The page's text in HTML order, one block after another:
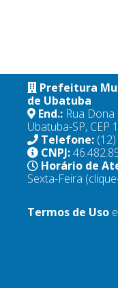
Prefeitura
de Ubatuba
End.: Rua Dona
Ubatuba-SP, CEP
Telefone:
CNPJ:
Horário de
Sexta-Feira
Termos de Uso e